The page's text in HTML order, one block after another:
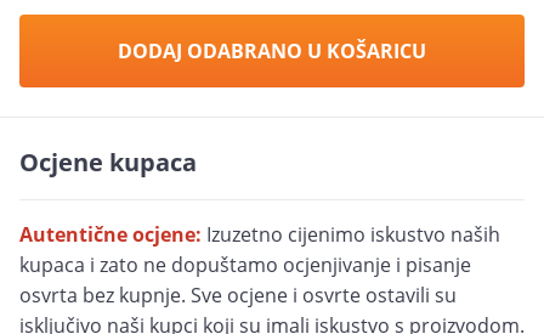
DODAJ ODABRANO U KOŠARICU
Ocjene kupaca
Autentične ocjene: Izuzetno cijenimo iskustvo naših
kupaca i zato ne dopuštamo ocjenjivanje i pisanje
osvrta bez kupnje. Sve ocjene i osvrte ostavili su
isključivo naši kupci koji su imali iskustvo s proizvodom.